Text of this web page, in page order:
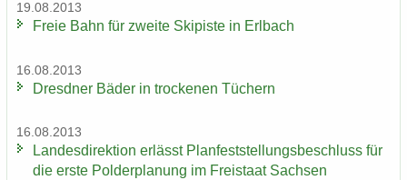
19.08.2013
Freie Bahn für zwei­te Ski­pis­te in Erl­bach
16.08.2013
Dresd­ner Bäder in tro­cke­nen Tü­chern
16.08.2013
Lan­des­di­rek­ti­on er­lässt Plan­fest­stel­lungs­be­schluss für
die erste Pol­der­pla­nung im Frei­staat Sach­sen